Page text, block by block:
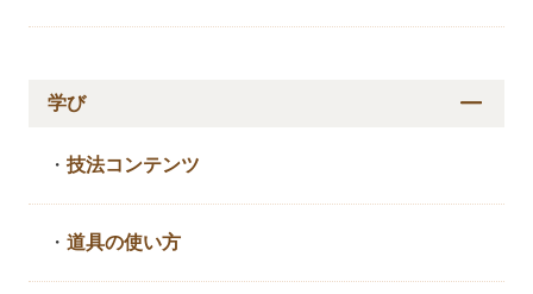
学び
・技法コンテンツ
・道具の使い方